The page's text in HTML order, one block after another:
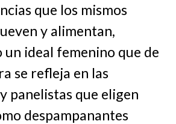
que los mismos
y alimentan,
ideal femenino que de
se refleja en las
panelistas que eligen
despampanantes